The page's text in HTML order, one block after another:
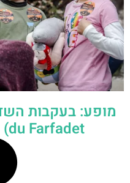
du Farfadet) פארק אסטריקס